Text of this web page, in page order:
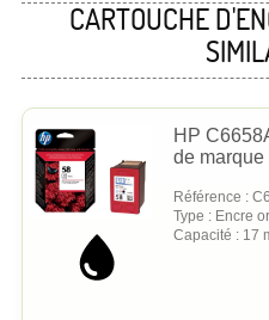
CARTOUCHE
HP
de marque
Référence :
Type : Encre
Capacité : 17